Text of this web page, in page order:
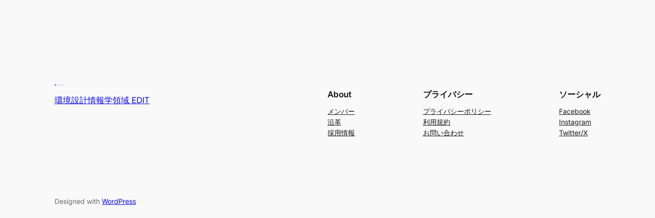
環境設計情報学領域 EDIT
About
メンバー
沿革
採用情報
プライバシー
プライバシーポリシー
利用規約
お問い合わせ
ソーシャル
Facebook
Instagram
Twitter/X
Designed with WordPress